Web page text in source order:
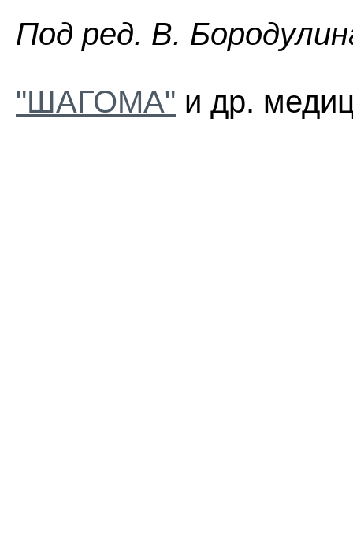
Пoд peд. B.
"ШАГОМА" и др.